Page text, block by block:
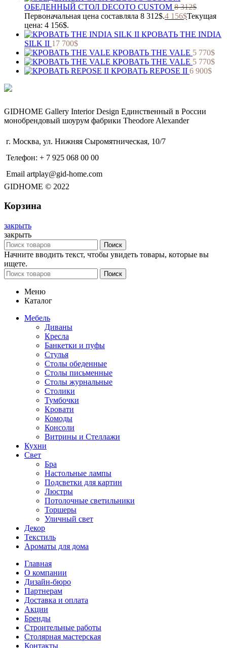
ОБЕДЕННЫЙ СТОЛ DECOTO CUSTOM 8 312$
Первоначальная цена составляла 8 312$.4 156$Текущая
цена: 4 156$.
КРОВАТЬ THE INDIA
SILK II 17 700$
КРОВАТЬ THE VALE 5 770$
КРОВАТЬ THE VALE 5 770$
КРОВАТЬ REPOSE II 6 900$
GIDHOME Gallery Interior Design Единственный в России
монобрендовый шоурум фабрики Theodore Alexander
г. Москва, ул. Нижняя Сыромятническая, 10/7
Телефон: + 7 925 068 00 00
Email artplay@gid-home.com
GIDHOME © 2022
Корзина
закрыть
закрыть
Поиск
Начните вводить текст, чтобы увидеть товары, которые вы
ищете.
Поиск
Меню
Каталог
Мебель
Диваны
Кресла
Банкетки и пуфы
Стулья
Столы обеденные
Столы письменные
Столы журнальные
Столики
Тумбочки
Кровати
Комоды
Консоли
Витрины и Стеллажи
Кухни
Свет
Бра
Настольные лампы
Подсветки для картин
Люстры
Потолочные светильники
Торшеры
Уличный свет
Декор
Текстиль
Ароматы для дома
Главная
О компании
Дизайн-бюро
Партнерам
Доставка и оплата
Акции
Бренды
Строительные работы
Столярная мастерская
Контакты